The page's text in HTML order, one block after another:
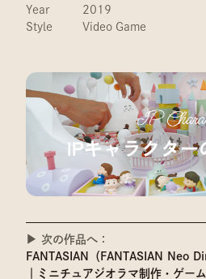
Year
2019
Style
Video Game
▶︎ 次の作品へ：
FANTASIAN（FANTASIAN Neo
｜ミニチュアジオラマ制作・ゲー